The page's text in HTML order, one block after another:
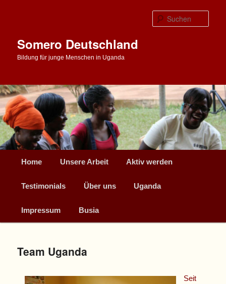
Somero Deutschland
Bildung für junge Menschen in Uganda
Home Unsere Arbeit Aktiv werden
Testimonials Über uns Uganda
Impressum Busia
Team Uganda
Seit